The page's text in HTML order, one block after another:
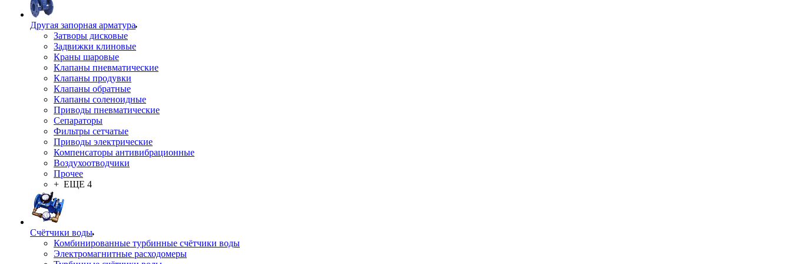
Другая запорная арматура
Затворы дисковые
Задвижки клиновые
Краны шаровые
Клапаны пневматические
Клапаны продувки
Клапаны обратные
Клапаны соленоидные
Приводы пневматические
Сепараторы
Фильтры сетчатые
Приводы электрические
Компенсаторы антивибрационные
Воздухоотводчики
Прочее
+ ЕЩЕ 4
Счётчики воды
Комбинированные турбинные счётчики воды
Электромагнитные расходомеры